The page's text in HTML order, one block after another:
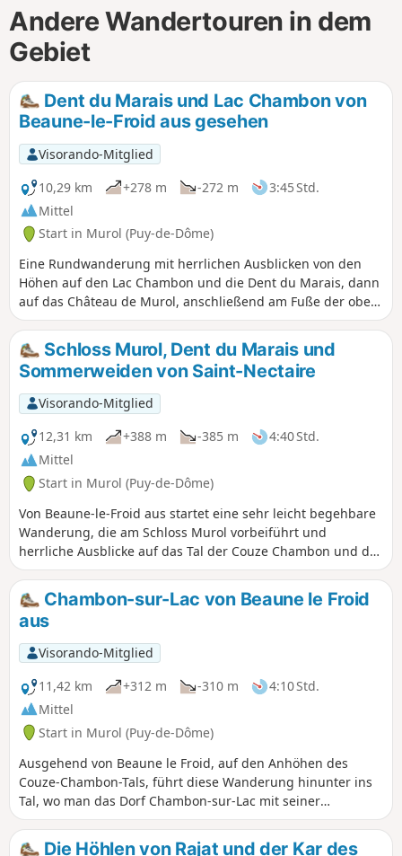
Andere Wandertouren in dem
Gebiet
Dent du Marais und Lac Chambon von
Beaune-le-Froid aus gesehen
Visorando-Mitglied
10,29 km
+278 m -272 m
3:45 Std.
Mittel
Start in Murol (Puy-de-Dôme)
Eine Rundwanderung mit herrlichen Ausblicken von den
Höhen auf den Lac Chambon und die Dent du Marais, dann
auf das Château de Murol, anschließend am Fuße der oben
genannten Bergspitze vorbei, bevor man ganz nah am See
entlangwandert.
Schloss Murol, Dent du Marais und
Sommerweiden von Saint-Nectaire
Visorando-Mitglied
12,31 km
+388 m -385 m
4:40 Std.
Mittel
Start in Murol (Puy-de-Dôme)
Von Beaune-le-Froid aus startet eine sehr leicht begehbare
Wanderung, die am Schloss Murol vorbeiführt und
herrliche Ausblicke auf das Tal der Couze Chambon und das
Dorf Murol, auf die Dent du Marais und den Lac Chambon
und weiter entfernt auf das Chaudefour-Tal und den Sancy
bietet. Am Ende der Wanderung erwartet Sie das berühmte
Saint-Nectaire mit einer Schleife durch die Kuhweiden und
einem Besuch des Dorfes über die Rue des Caves.
Chambon-sur-Lac von Beaune le Froid
aus
Visorando-Mitglied
11,42 km
+312 m -310 m
4:10 Std.
Mittel
Start in Murol (Puy-de-Dôme)
Ausgehend von Beaune le Froid, auf den Anhöhen des
Couze-Chambon-Tals, führt diese Wanderung hinunter ins
Tal, wo man das Dorf Chambon-sur-Lac mit seiner
bemerkenswerten romanischen Kirche und Kapelle
entdecken kann, um anschließend wieder auf das Plateau
Die Höhlen von Rajat und der Kar des